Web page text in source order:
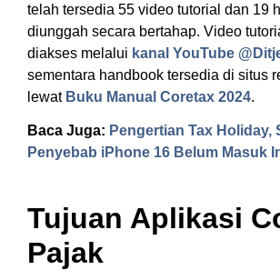
telah tersedia 55 video tutorial dan 19
diunggah secara bertahap. Video
diakses melalui kanal YouTube
sementara handbook tersedia di situs
lewat Buku Manual Coretax 2024.
Baca Juga: Pengertian Tax Holiday,
Penyebab iPhone 16 Belum Masuk
Tujuan Aplikasi
Pajak